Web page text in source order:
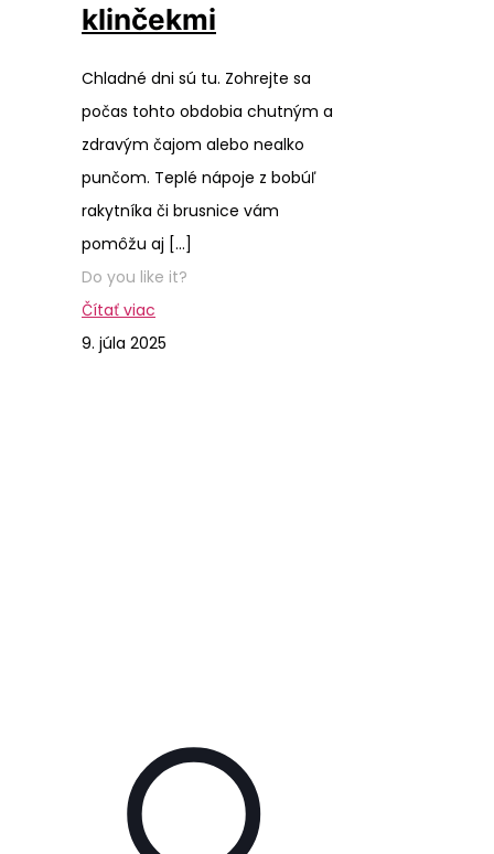
klinčekmi
Chladné dni sú tu. Zohrejte sa
počas tohto obdobia chutným a
zdravým čajom alebo nealko
punčom. Teplé nápoje z bobúľ
rakytníka či brusnice vám
pomôžu aj […]
Do you like it?
Čítať viac
9. júla 2025